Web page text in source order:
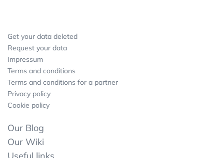
Get your data deleted
Request your data
Impressum
Terms and conditions
Terms and conditions for a partner
Privacy policy
Cookie policy
Our Blog
Our Wiki